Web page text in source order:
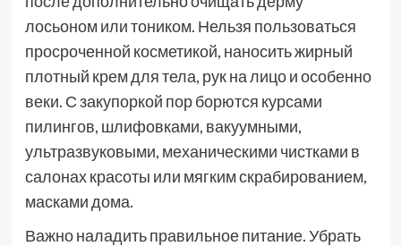
лосьоном или тоником. Нельзя пользоваться
просроченной косметикой, наносить жирный
плотный крем для тела, рук на лицо и особенно
веки. С закупоркой пор борются курсами
пилингов, шлифовками, вакуумными,
ультразвуковыми, механическими чистками в
салонах красоты или мягким скрабированием,
масками дома.
Важно наладить правильное питание. Убрать